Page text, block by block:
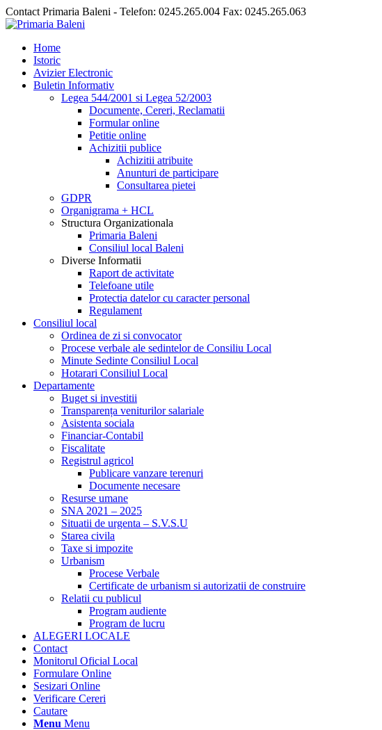
Contact Primaria Baleni - Telefon: 0245.265.004 Fax: 0245.265.063
Home
Istoric
Avizier Electronic
Buletin Informativ
Legea 544/2001 si Legea 52/2003
Documente, Cereri, Reclamatii
Formular online
Petitie online
Achizitii publice
Achizitii atribuite
Anunturi de participare
Consultarea pietei
GDPR
Organigrama + HCL
Structura Organizationala
Primaria Baleni
Consiliul local Baleni
Diverse Informatii
Raport de activitate
Telefoane utile
Protectia datelor cu caracter personal
Regulament
Consiliul local
Ordinea de zi si convocator
Procese verbale ale sedintelor de Consiliu Local
Minute Sedinte Consiliul Local
Hotarari Consiliul Local
Departamente
Buget si investitii
Transparența veniturilor salariale
Asistenta sociala
Financiar-Contabil
Fiscalitate
Registrul agricol
Publicare vanzare terenuri
Documente necesare
Resurse umane
SNA 2021 – 2025
Situatii de urgenta – S.V.S.U
Starea civila
Taxe si impozite
Urbanism
Procese Verbale
Certificate de urbanism si autorizatii de construire
Relatii cu publicul
Program audiente
Program de lucru
ALEGERI LOCALE
Contact
Monitorul Oficial Local
Formulare Online
Sesizari Online
Verificare Cereri
Cautare
Menu Menu